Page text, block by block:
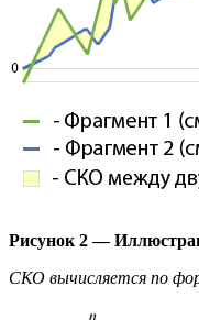
Рисунок 2 —
СКО вычисляется по